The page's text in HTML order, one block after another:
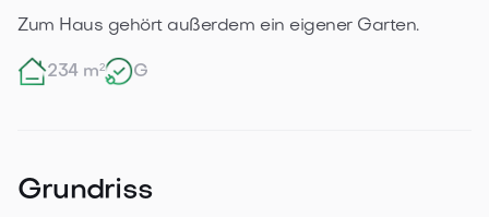
Zum Haus gehört außerdem ein eigener Garten.
234 m² G
Grundriss